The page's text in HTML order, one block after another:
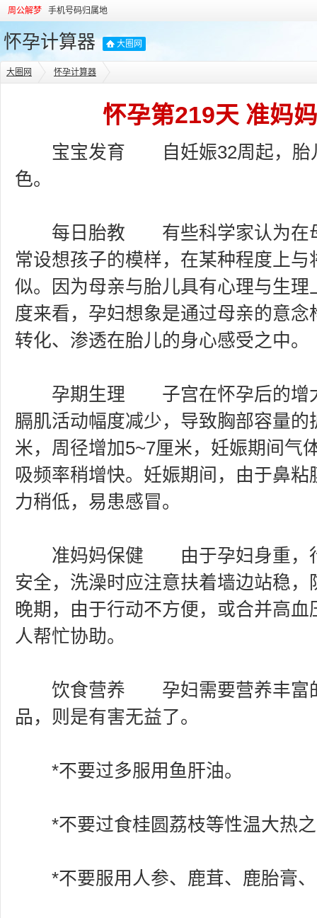
周公解梦 手机号码归属地
怀孕计算器 大圈网
大圈网 怀孕计算器
怀孕第219天 准妈
宝宝发育 自妊娠32周起，胎儿
色。
每日胎教 有些科学家认为在母
常设想孩子的模样，在某种程度上
似。因为母亲与胎儿具有心理与生
度来看，孕妇想象是通过母亲的意
转化、渗透在胎儿的身心感受之中。
孕期生理 子宫在怀孕后的增大
膈肌活动幅度减少，导致胸部容量的
米，周径增加5~7厘米，妊娠期间气
吸频率稍增快。妊娠期间，由于鼻
力稍低，易患感冒。
准妈妈保健 由于孕妇身重，行
安全，洗澡时应注意扶着墙边站稳
晚期，由于行动不方便，或合并高
人帮忙协助。
饮食营养 孕妇需要营养丰富的
品，则是有害无益了。
*不要过多服用鱼肝油。
*不要过食桂圆荔枝等性温大热
*不要服用人参、鹿茸、鹿胎膏、